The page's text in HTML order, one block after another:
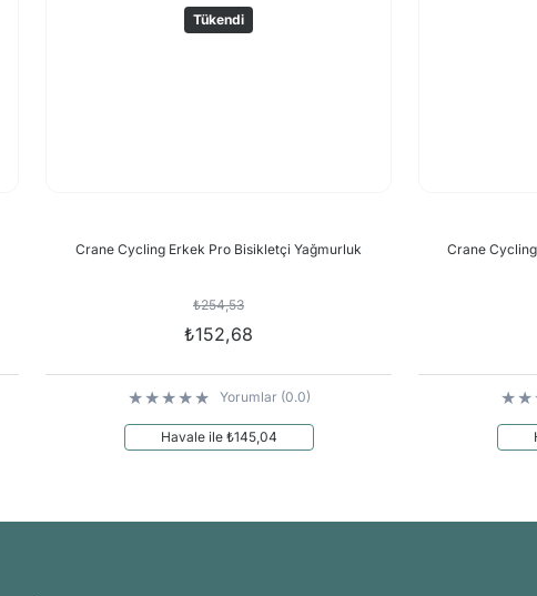
Tükendi
Crane Cycling Erkek Pro Bisikletçi Yağmurluk
₺254,53
₺152,68
Yorumlar (0.0)
Havale ile ₺145,04
Crane